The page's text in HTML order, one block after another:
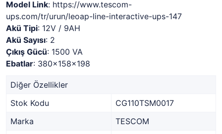
Model Link: https://www.tescom-
ups.com/tr/urun/leoap-line-interactive-ups-147
Akü Tipi: 12V / 9AH
Akü Sayısı: 2
Çıkış Gücü: 1500 VA
Ebatlar: 380x158x198
Diğer Özellikler
Stok Kodu
CG110TSM0017
Marka
TESCOM